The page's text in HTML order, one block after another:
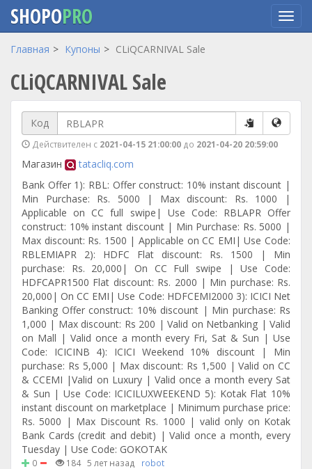
Перейти
основному
содержанию
SHOPOPRO
Главная Купоны CLiQCARNIVAL Sale
CLiQCARNIVAL Sale
Код
Действителен с 2021-04-15 21:00:00 до 2021-04-20 20:59:00
Магазин
tatacliq.com
Bank Offer 1): RBL: Offer construct: 10% instant discount |
Min Purchase: Rs. 5000 | Max discount: Rs. 1000 |
Applicable on CC full swipe| Use Code: RBLAPR Offer
construct: 10% instant discount | Min Purchase: Rs. 5000 |
Max discount: Rs. 1500 | Applicable on CC EMI| Use Code:
RBLEMIAPR 2): HDFC Flat discount: Rs. 1500 | Min
purchase: Rs. 20,000| On CC Full swipe | Use Code:
HDFCAPR1500 Flat discount: Rs. 2000 | Min purchase: Rs.
20,000| On CC EMI| Use Code: HDFCEMI2000 3): ICICI Net
Banking Offer construct: 10% discount | Min purchase: Rs
1,000 | Max discount: Rs 200 | Valid on Netbanking | Valid
on Mall | Valid once a month every Fri, Sat & Sun | Use
Code: ICICINB 4): ICICI Weekend 10% discount | Min
purchase: Rs 5,000 | Max discount: Rs 1,500 | Valid on CC
& CCEMI |Valid on Luxury | Valid once a month every Sat
& Sun | Use Code: ICICILUXWEEKEND 5): Kotak Flat 10%
instant discount on marketplace | Minimum purchase price:
Rs. 5000 | Max Discount Rs. 1000 | valid only on Kotak
Bank Cards (credit and debit) | Valid once a month, every
Tuesday | Use Code: GOKOTAK
0 184 5 лет назад robot